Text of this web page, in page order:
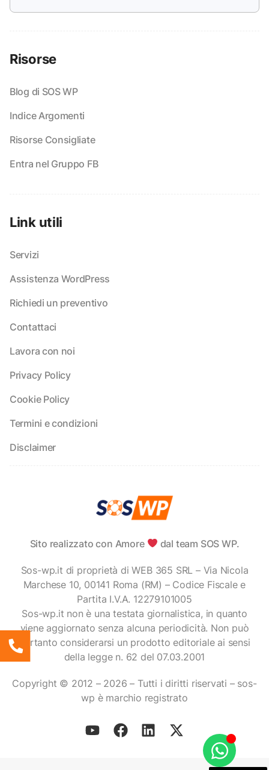
Risorse
Blog di SOS WP
Indice Argomenti
Risorse Consigliate
Entra nel Gruppo FB
Link utili
Servizi
Assistenza WordPress
Richiedi un preventivo
Contattaci
Lavora con noi
Privacy Policy
Cookie Policy
Termini e condizioni
Disclaimer
Sito realizzato con Amore dal team SOS WP.
Sos-wp.it di proprietà di WEB 365 SRL – Via Nicola
Marchese 10, 00141 Roma (RM) – Codice Fiscale e
Partita I.V.A. 12279101005
Sos-wp.it non è una testata giornalistica, in quanto
viene aggiornato senza alcuna periodicità. Non può
pertanto considerarsi un prodotto editoriale ai sensi
della legge n. 62 del 07.03.2001
Copyright © 2012 – 2026 – Tutti i diritti riservati – sos-
wp è marchio registrato